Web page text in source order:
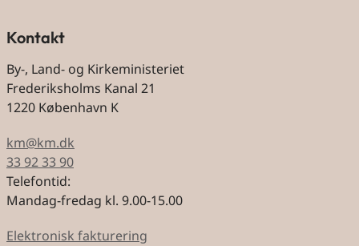
Kontakt
By-, Land- og Kirkeministeriet
Frederiksholms Kanal 21
1220 København K
km@km.dk
33 92 33 90
Telefontid:
Mandag-fredag kl. 9.00-15.00
Elektronisk fakturering